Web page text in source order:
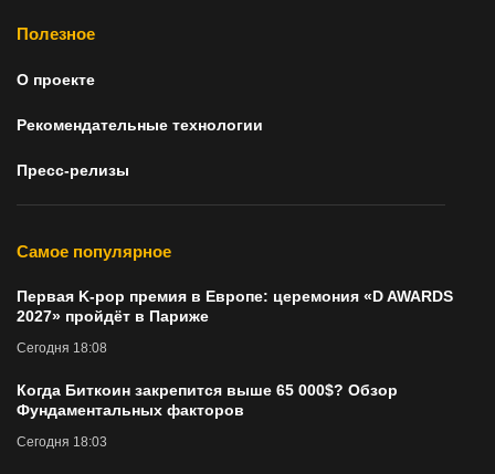
Полезное
О проекте
Рекомендательные технологии
Пресс-релизы
Самое популярное
Первая K-pop премия в Европе: церемония «D AWARDS
2027» пройдёт в Париже
Сегодня 18:08
Когда Биткоин закрепится выше 65 000$? Обзор
Фундаментальных факторов
Сегодня 18:03